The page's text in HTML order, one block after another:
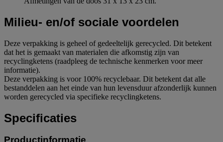
Milieu- en/of sociale voordelen
Deze verpakking is geheel of gedeeltelijk gerecycled. Dit betekent
dat het is gemaakt van materialen die afkomstig zijn van
recyclingketens (raadpleeg de technische kenmerken voor meer
informatie).
Deze verpakking is voor 100% recyclebaar. Dit betekent dat alle
bestanddelen aan het einde van hun levensduur afzonderlijk kunnen
worden gerecycled via specifieke recyclingketens.
Specificaties